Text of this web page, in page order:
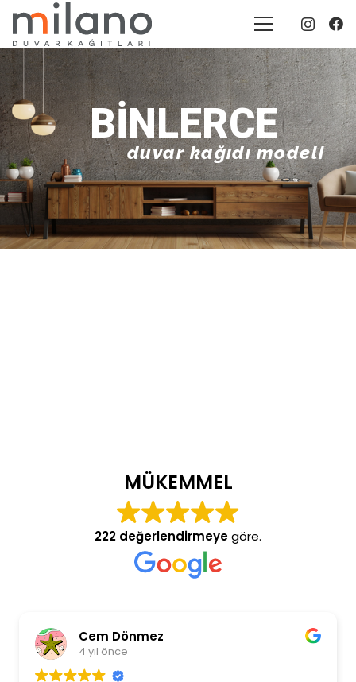
BINLERCE
duvar kağıdı modeli
MÜKEMMEL
222 değerlendirmeyegöre.
Cem Dönmez
4 yıl önce